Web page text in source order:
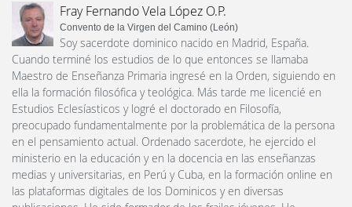
Fray Fernando Vela López O.P.
Convento de la Virgen del Camino (León)
Soy sacerdote dominico nacido en Madrid, España.
Cuando terminé los estudios de lo que entonces se llamaba
Maestro de Enseñanza Primaria ingresé en la Orden, siguiendo en
ella la formación filosófica y teológica. Más tarde me licencié en
Estudios Eclesíasticos y logré el doctorado en Filosofía,
preocupado fundamentalmente por la problemática de la persona
en el pensamiento actual. Ordenado sacerdote, he ejercido el
ministerio en la educación y en la docencia en las enseñanzas
medias y universitarias, en Perú y Cuba, en la formación online en
las plataformas digitales de los Dominicos y en diversas